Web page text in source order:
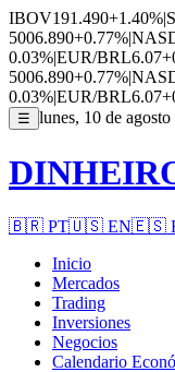
IBOV191.490+1.40%|
5006.890+0.77%|
0.03%|EUR/BRL6.07
5006.890+0.77%|
0.03%|EUR/BRL6.07
☰ lunes, 10 de
🇧🇷 PT🇺🇸 EN🇪🇸
Inicio
Mercados
Trading
Inversiones
Negocios
Calendario